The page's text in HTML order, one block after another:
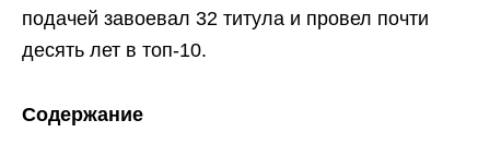
подачей завоевал 32 титула и провел почти
десять лет в топ-10.
Содержание